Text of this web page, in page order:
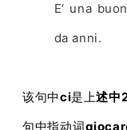
E‘ una
da anni.
该句中ci是上述中
句中指动词